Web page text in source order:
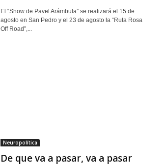
El “Show de Pavel Arámbula” se realizará el 15 de
agosto en San Pedro y el 23 de agosto la “Ruta Rosa
Off Road”,...
Neuropolítica
De que va a pasar, va a pasar